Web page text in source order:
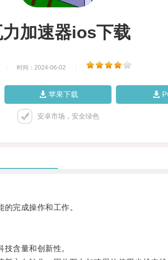
加速器ios下载
时间：2024-06-02
苹果下载
安卓市场，安全绿色
完成操作和工作。
含量和创新性。